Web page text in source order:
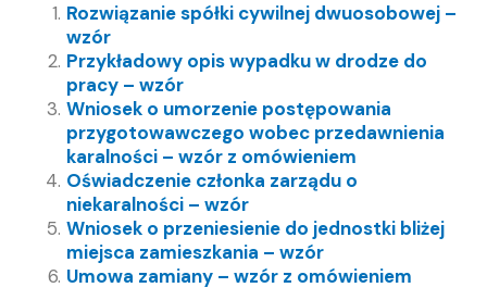
Rozwiązanie spółki cywilnej dwuosobowej –
wzór
Przykładowy opis wypadku w drodze do
pracy – wzór
Wniosek o umorzenie postępowania
przygotowawczego wobec przedawnienia
karalności – wzór z omówieniem
Oświadczenie członka zarządu o
niekaralności – wzór
Wniosek o przeniesienie do jednostki bliżej
miejsca zamieszkania – wzór
Umowa zamiany – wzór z omówieniem